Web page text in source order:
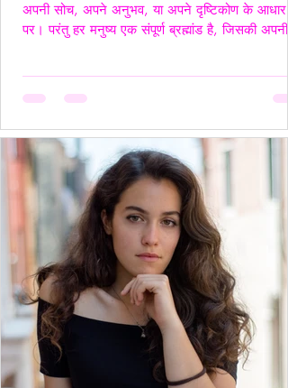
अपनी सोच, अपने अनुभव, या अपने दृष्टिकोण के आधार
पर। परंतु हर मनुष्य एक संपूर्ण ब्रह्मांड है, जिसकी अपनी
केवल ध्वनियाँ नहीं होते; वे असर डालते हैं कभी सान्त्वना
हैं, कभी चोट। हर व्यक्ति की अपनी 'दुनिया' होती है हम
मानकर चलते हैं कि सामने वाला हमें उसी तरह